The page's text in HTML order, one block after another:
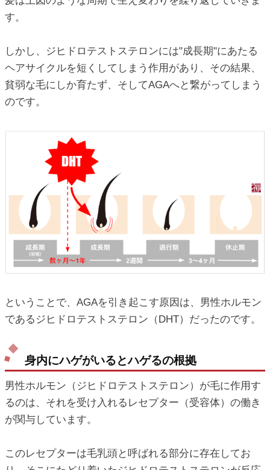
す。
しかし、ジヒドロテストステロンには"成長期"にあたる
ヘアサイクルを短くしてしまう作用があり、その結果、
貧弱な毛にしか育たず、そしてAGAへと繋がってしまう
のです。
ということで、AGAを引き起こす原因は、男性ホルモン
であるジヒドロテストステロン（DHT）だったのです。
身内にハゲがいるとハゲるの根拠
男性ホルモン（ジヒドロテストステロン）が毛に作用す
るのは、それを受け入れるレセプター（受容体）の働き
が関与しています。
このレセプターは毛乳頭と呼ばれる部分に存在してお